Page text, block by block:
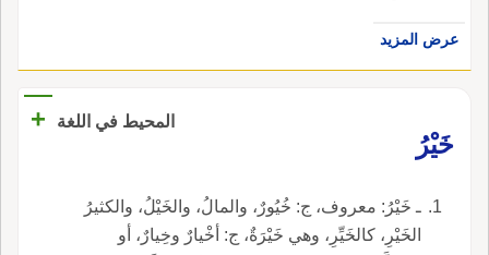
عرض المزيد
المحيط في اللغة
+
خَيْرُ
ـ خَيْرُ: معروف، ج: خُيُورٌ، والمالُ، والخَيْلُ، والكثيرُ
الخَيْرِ، كالخَيِّرِ، وهي خَيْرَةٌ، ج: أخْيارٌ وخِيارٌ، أو